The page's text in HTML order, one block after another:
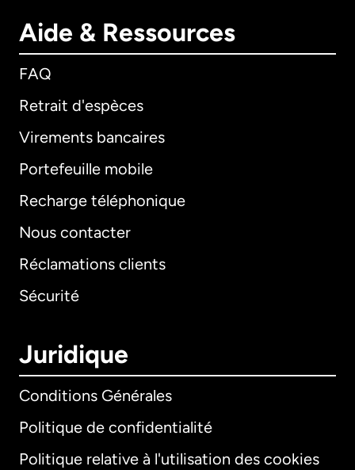
Aide & Ressources
FAQ
Retrait d'espèces
Virements bancaires
Portefeuille mobile
Recharge téléphonique
Nous contacter
Réclamations clients
Sécurité
Juridique
Conditions Générales
Politique de confidentialité
Politique relative à l'utilisation des cookies